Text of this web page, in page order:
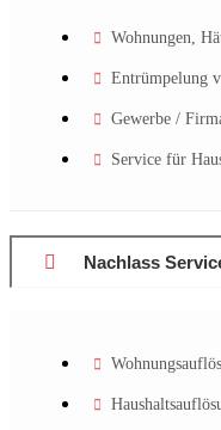
Wohnungen,
Entrümpelung
Gewerbe /
Service für
Nachlass